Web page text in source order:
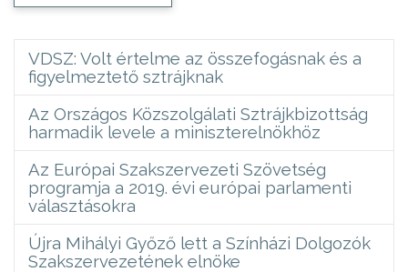
VDSZ: Volt értelme az összefogásnak és a
figyelmeztető sztrájknak
Az Országos Közszolgálati Sztrájkbizottság
harmadik levele a miniszterelnökhöz
Az Európai Szakszervezeti Szövetség
programja a 2019. évi európai parlamenti
választásokra
Újra Mihályi Győző lett a Színházi Dolgozók
Szakszervezetének elnöke